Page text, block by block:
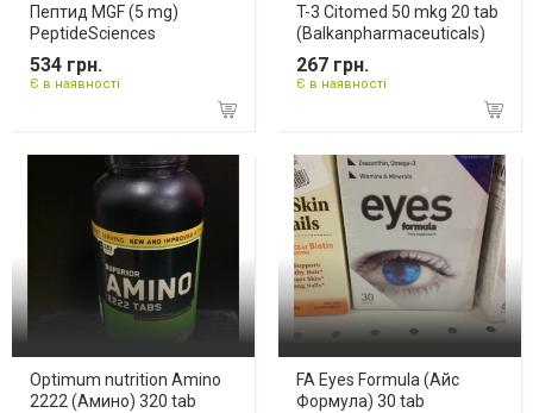
Пептид MGF (5 mg)
PeptideSciences
534 грн.
Є в наявності
T-3 Citomed 50 mkg 20 tab
(Balkanpharmaceuticals)
267 грн.
Є в наявності
Optimum nutrition Amino
2222 (Амино) 320 tab
FA Eyes Formula (Айс
Формула) 30 tab